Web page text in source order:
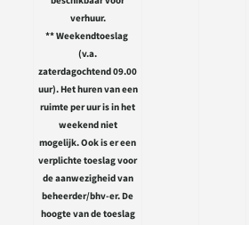
verhuur.
** Weekendtoeslag
(v.a.
zaterdagochtend 09.00
uur). Het huren van een
ruimte per uur is in het
weekend niet
mogelijk. Ook is er een
verplichte toeslag voor
de aanwezigheid van
beheerder/bhv-er. De
hoogte van de toeslag